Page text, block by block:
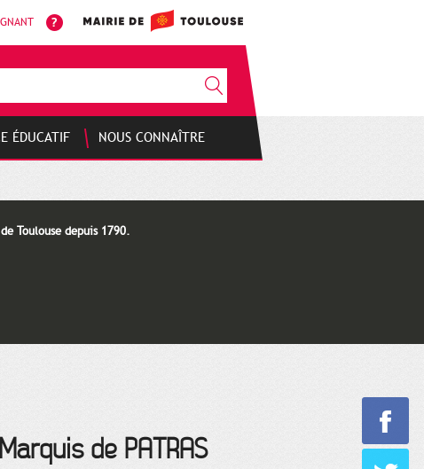
ÉDUCATIF NOUS CONNAÎTRE
Toulouse depuis 1790.
Marquis de PATRAS